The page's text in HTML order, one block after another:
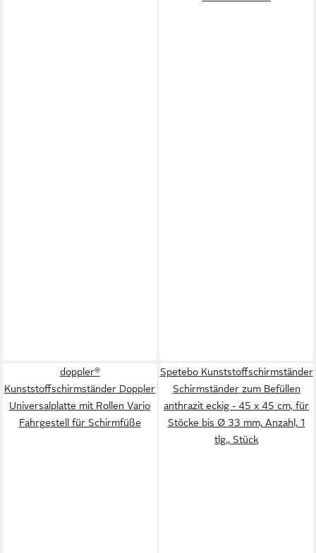
doppler®
Kunststoffschirmständer Doppler
Universalplatte mit Rollen Vario
Fahrgestell für Schirmfüße
Spetebo Kunststoffschirmständer
Schirmständer zum Befüllen
anthrazit eckig - 45 x 45 cm, für
Stöcke bis Ø 33 mm, Anzahl, 1
tlg., Stück